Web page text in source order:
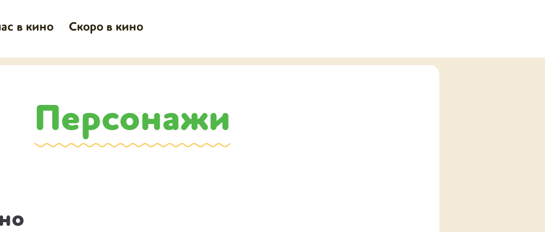
в кино Скоро в кино
Персонажи